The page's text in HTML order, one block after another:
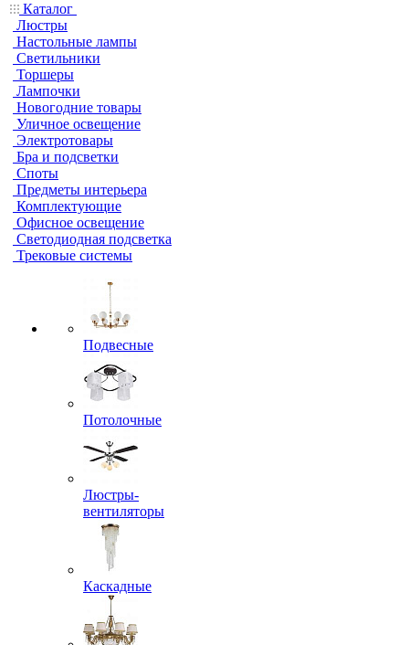
Каталог
Люстры
Настольные лампы
Светильники
Торшеры
Лампочки
Новогодние товары
Уличное освещение
Электротовары
Бра и подсветки
Споты
Предметы интерьера
Комплектующие
Офисное освещение
Светодиодная подсветка
Трековые системы
Подвесные
Потолочные
Люстры-
вентиляторы
Каскадные